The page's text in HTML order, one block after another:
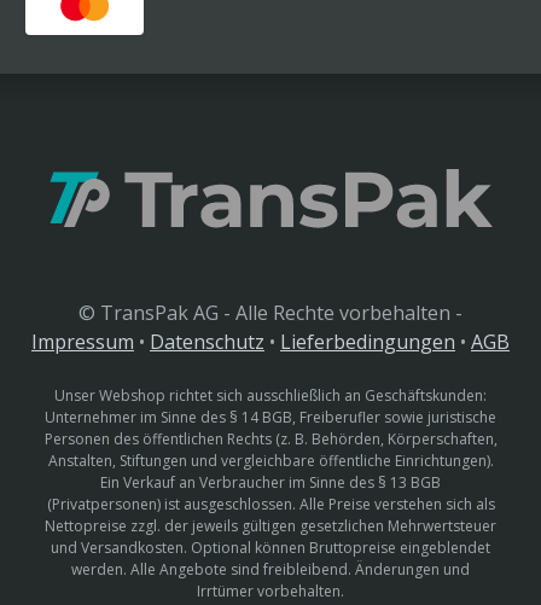
© TransPak AG - Alle Rechte vorbehalten -
Impressum • Datenschutz • Lieferbedingungen • AGB
Unser Webshop richtet sich ausschließlich an Geschäftskunden:
Unternehmer im Sinne des § 14 BGB, Freiberufler sowie juristische
Personen des öffentlichen Rechts (z. B. Behörden, Körperschaften,
Anstalten, Stiftungen und vergleichbare öffentliche Einrichtungen).
Ein Verkauf an Verbraucher im Sinne des § 13 BGB
(Privatpersonen) ist ausgeschlossen. Alle Preise verstehen sich als
Nettopreise zzgl. der jeweils gültigen gesetzlichen Mehrwertsteuer
und Versandkosten. Optional können Bruttopreise eingeblendet
werden. Alle Angebote sind freibleibend. Änderungen und
Irrtümer vorbehalten.